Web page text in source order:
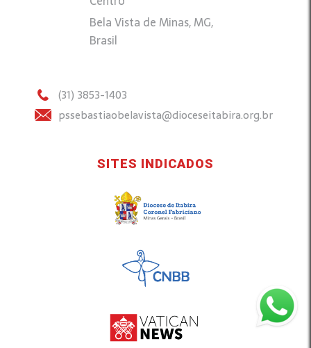
Bela Vista de Minas, MG,
Brasil
(31) 3853-1403
pssebastiaobelavista@dioceseitabira.org.br
SITES INDICADOS